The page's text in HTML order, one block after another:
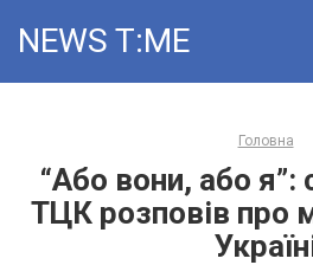
NEWS T:ME
Головна
“Або вони, або я”:
ТЦК розповів про